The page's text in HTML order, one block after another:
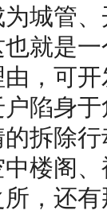
城管
就是
，可
陷身
拆除
楼阁、
，还